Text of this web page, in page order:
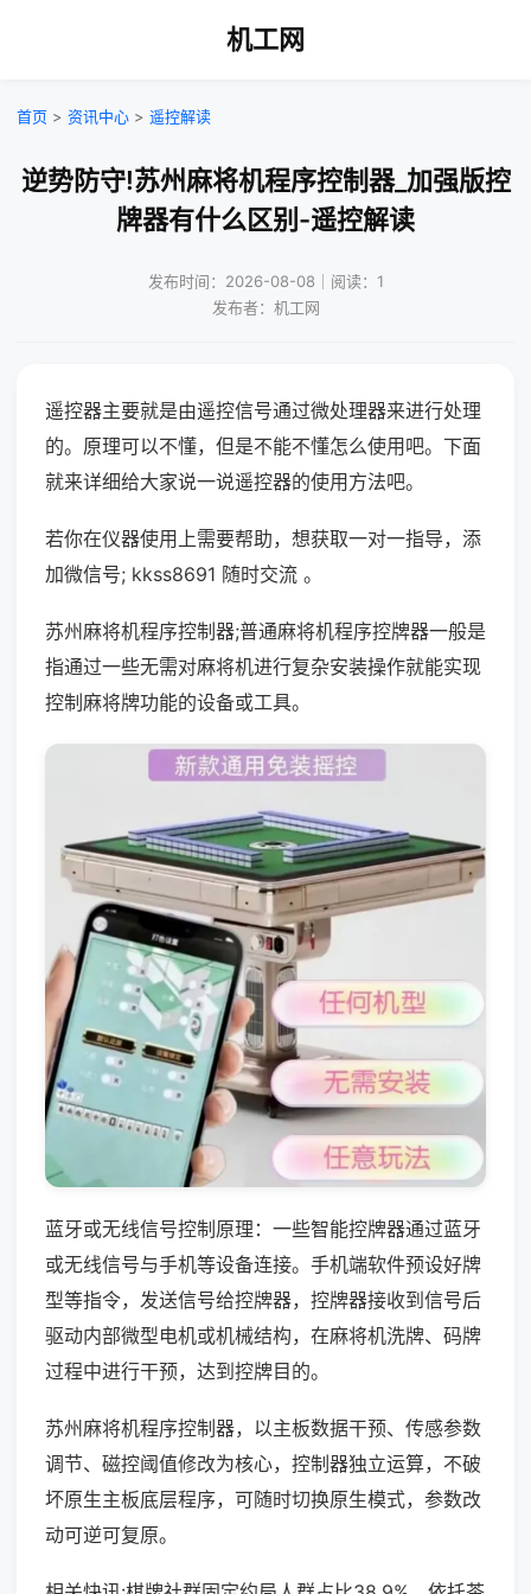
机工网
首页 > 资讯中心 > 遥控解读
逆势防守!苏州麻将机程序控制器_加强版控
牌器有什么区别-遥控解读
发布时间：2026-08-08｜阅读：1
发布者：机工网
遥控器主要就是由遥控信号通过微处理器来进行处理
的。原理可以不懂，但是不能不懂怎么使用吧。下面
就来详细给大家说一说遥控器的使用方法吧。
若你在仪器使用上需要帮助，想获取一对一指导，添
加微信号; kkss8691 随时交流 。
苏州麻将机程序控制器;普通麻将机程序控牌器一般是
指通过一些无需对麻将机进行复杂安装操作就能实现
控制麻将牌功能的设备或工具。
蓝牙或无线信号控制原理：一些智能控牌器通过蓝牙
或无线信号与手机等设备连接。手机端软件预设好牌
型等指令，发送信号给控牌器，控牌器接收到信号后
驱动内部微型电机或机械结构，在麻将机洗牌、码牌
过程中进行干预，达到控牌目的。
苏州麻将机程序控制器，以主板数据干预、传感参数
调节、磁控阈值修改为核心，控制器独立运算，不破
坏原生主板底层程序，可随时切换原生模式，参数改
动可逆可复原。